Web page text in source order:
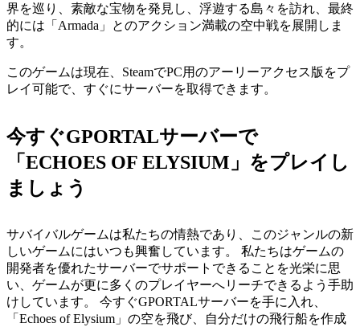
界を巡り、素敵な宝物を発見し、浮遊する島々を訪れ、最終
的には「Armada」とのアクション満載の空中戦を展開しま
す。
このゲームは現在、SteamでPC用のアーリーアクセス版をプ
レイ可能で、すぐにサーバーを取得できます。
今すぐGPORTALサーバーで
「ECHOES OF ELYSIUM」をプレイし
ましょう
サバイバルゲームは私たちの情熱であり、このジャンルの新
しいゲームにはいつも興奮しています。 私たちはゲームの
開発者を優れたサーバーでサポートできることを光栄に思
い、ゲームが更に多くのプレイヤーへリーチできるよう手助
けしています。 今すぐGPORTALサーバーを手に入れ、
「Echoes of Elysium」の空を飛び、自分だけの飛行船を作成